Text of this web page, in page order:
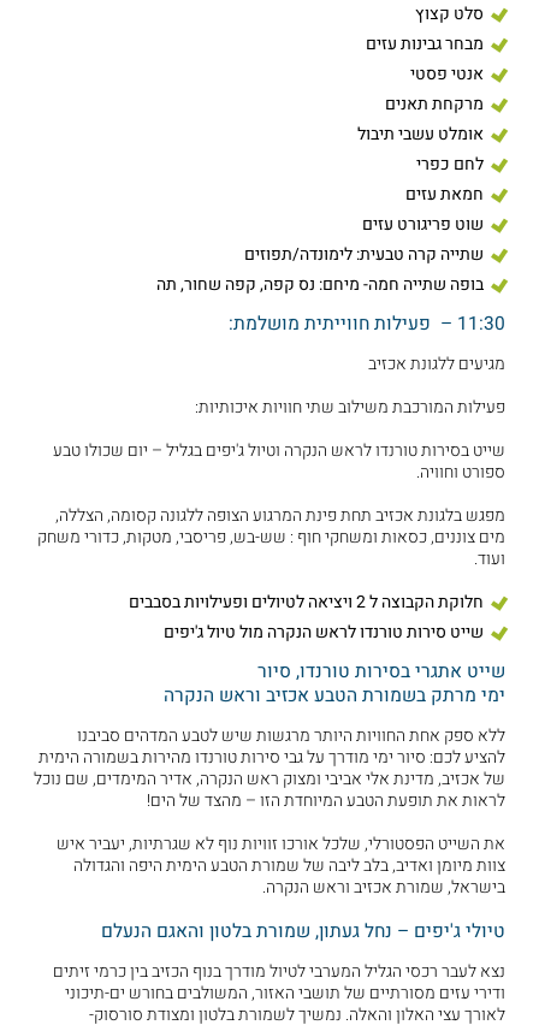
סלט קצוץ
מבחר גבינות עזים
אנטי פסטי
מרקחת תאנים
אומלט עשבי תיבול
לחם כפרי
חמאת עזים
שוט פריגורט עזים
שתייה קרה טבעית: לימונדה/תפוזים
בופה שתייה חמה- מיחם: נס קפה, קפה שחור, תה
11:30 – פעילות חווייתית מושלמת:
מגיעים ללגונת אכזיב
פעילות המורכבת משילוב שתי חוויות איכותיות:
שייט בסירות טורנדו לראש הנקרה וטיול ג'יפים בגליל – יום שכולו טבע
ספורט וחוויה.
מפגש בלגונת אכזיב תחת פינת המרגוע הצופה ללגונה קסומה, הצללה,
מים צוננים, כסאות ומשחקי חוף : שש-בש, פריסבי, מטקות, כדורי משחק
ועוד.
חלוקת הקבוצה ל 2 ויציאה לטיולים ופעילויות בסבבים
שייט סירות טורנדו לראש הנקרה מול טיול ג'יפים
שייט אתגרי בסירות טורנדו, סיור
ימי מרתק בשמורת הטבע אכזיב וראש הנקרה
ללא ספק אחת החוויות היותר מרגשות שיש לטבע המדהים סביבנו
להציע לכם: סיור ימי מודרך על גבי סירות טורנדו מהירות בשמורה הימית
של אכזיב, מדינת אלי אביבי ומצוק ראש הנקרה, אדיר המימדים, שם נוכל
לראות את תופעת הטבע המיוחדת הזו – מהצד של הים!
את השייט הפסטורלי, שלכל אורכו זוויות נוף לא שגרתיות, יעביר איש
צוות מיומן ואדיב, בלב ליבה של שמורת הטבע הימית היפה והגדולה
בישראל, שמורת אכזיב וראש הנקרה.
טיולי ג'יפים – נחל געתון, שמורת בלטון והאגם הנעלם
נצא לעבר רכסי הגליל המערבי לטיול מודרך בנוף הכזיב בין כרמי זיתים
ודירי עזים מסורתיים של תושבי האזור, המשולבים בחורש ים-תיכוני
לאורך עצי האלון והאלה. נמשיך לשמורת בלטון ומצודת סורסוק-